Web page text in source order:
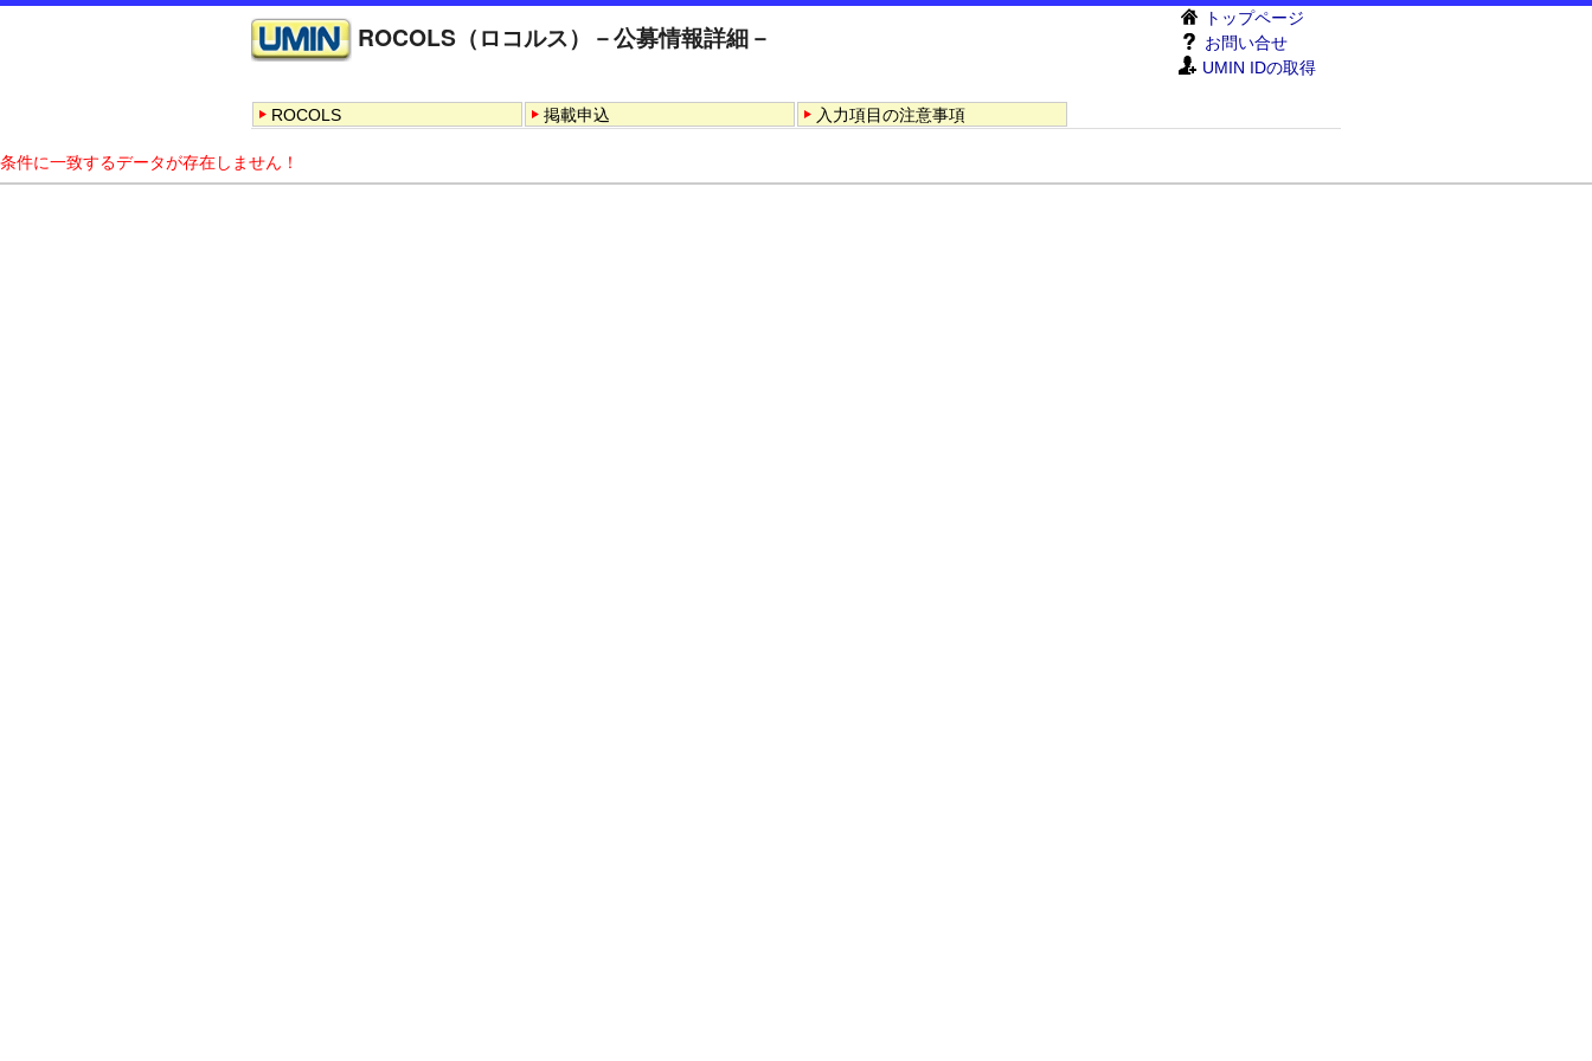
ROCOLS（ロコルス）－公募情報詳細－
トップページ
お問い合せ
UMIN IDの取得
ROCOLS 掲載申込 入力項目の注意事項
条件に一致するデータが存在しません！